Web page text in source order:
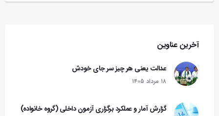
آخرین عناوین
عدالت یعنی هر چیز سر جای خودش
۱۸ مرداد ۱۴۰۵
گزارش آمار و عملکرد برگزاری آزمون داخلی (گروه خانواده)